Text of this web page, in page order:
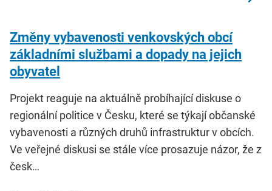
Změny vybavenosti venkovských obcı́
základnı́mi službami a dopady na jejich
obyvatel
Projekt reaguje na aktuálně probíhající diskuse o
regionální politice v Česku, které se týkají občanské
vybavenosti a různých druhů infrastruktur v obcích.
Ve veřejné diskusi se stále více prosazuje názor, že z
česk…